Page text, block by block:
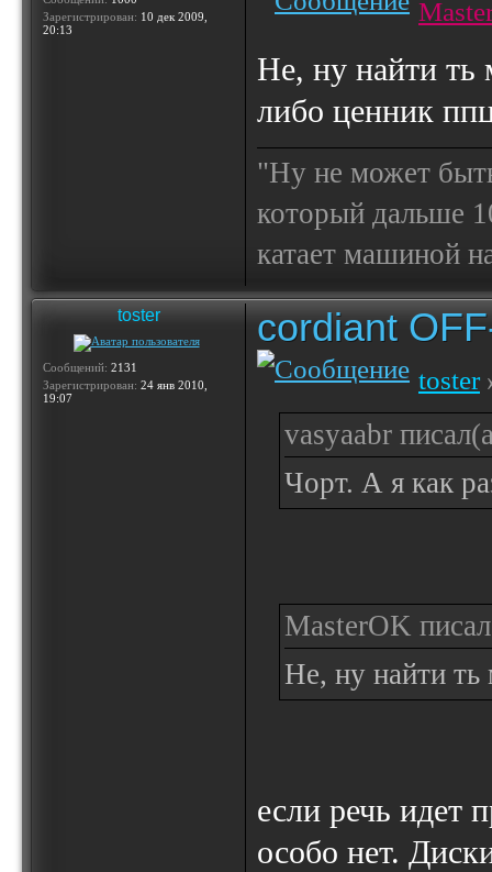
Зарегистрирован: 10 дек 2009,
20:13
Не, ну найти
либо ценник
"Ну не может
который дальше
катает машиной
toster
Сообщений: 2131
Зарегистрирован: 24 янв 2010,
19:07
cordiant
toster
vasyaabr
Чорт. А я как
MasterOK
Не, ну найти
если речь идет
особо нет.